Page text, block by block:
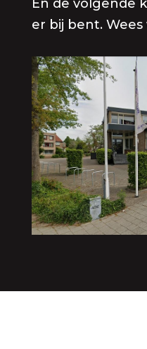
En de volgende
er bij bent. Wees